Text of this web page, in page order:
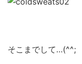
そこまでして…(^^;